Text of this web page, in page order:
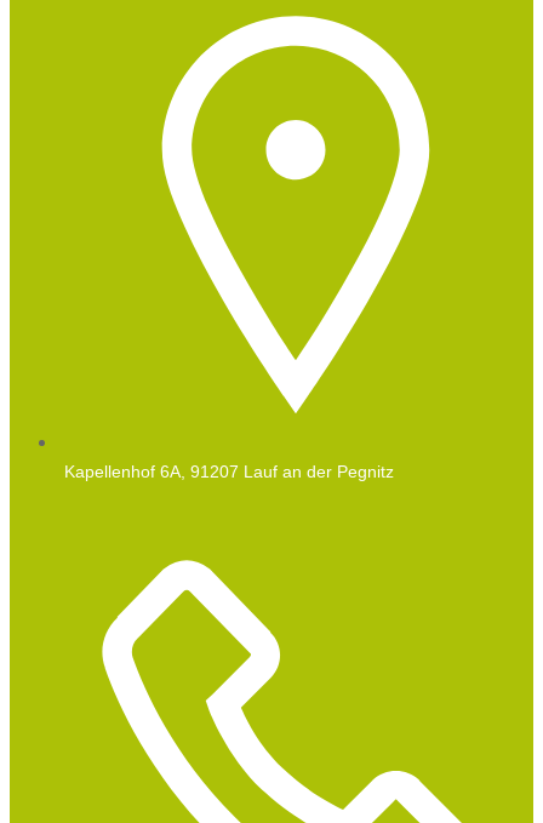
Kapellenhof 6A, 91207 Lauf an der Pegnitz